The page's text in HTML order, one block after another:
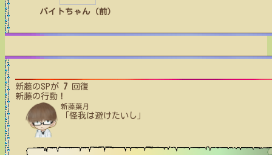
バイトちゃん（前）
新藤のSPが 7 回復
新藤の行動！
新藤葉月
「怪我は避けたいし」